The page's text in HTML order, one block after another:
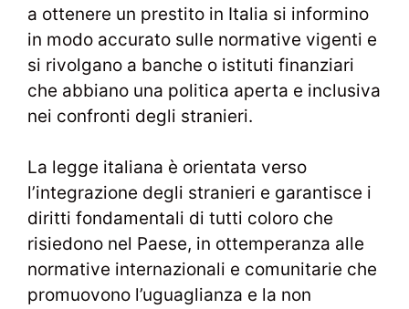
a ottenere un prestito in Italia si informino
in modo accurato sulle normative vigenti e
si rivolgano a banche o istituti finanziari
che abbiano una politica aperta e inclusiva
nei confronti degli stranieri.
La legge italiana è orientata verso
l’integrazione degli stranieri e garantisce i
diritti fondamentali di tutti coloro che
risiedono nel Paese, in ottemperanza alle
normative internazionali e comunitarie che
promuovono l’uguaglianza e la non